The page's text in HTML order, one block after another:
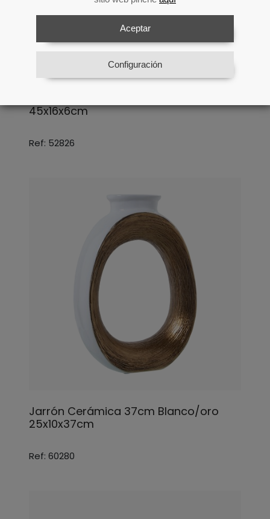
Aceptar
Configuración
45x16x6cm
Ref: 52826
Jarrón Cerámica 37cm Blanco/oro
25x10x37cm
Ref: 60280